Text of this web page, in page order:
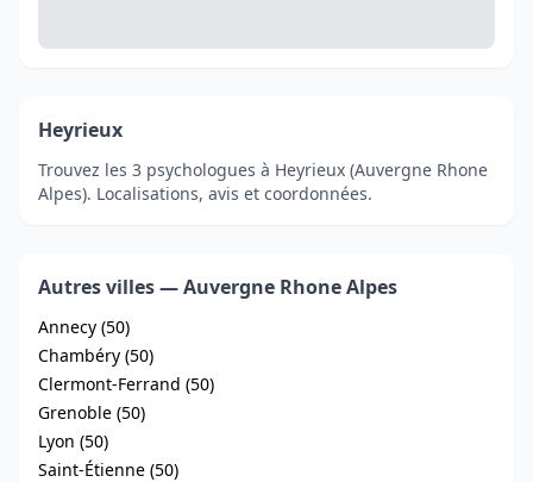
Heyrieux
Trouvez les 3 psychologues à Heyrieux (Auvergne Rhone
Alpes). Localisations, avis et coordonnées.
Autres villes — Auvergne Rhone Alpes
Annecy (50)
Chambéry (50)
Clermont-Ferrand (50)
Grenoble (50)
Lyon (50)
Saint-Étienne (50)